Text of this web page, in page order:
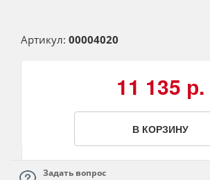
Артикул: 00004020
11 135 р.
В КОРЗИНУ
Задать вопрос